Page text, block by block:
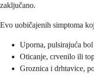
zaključano.
Evo uobičajenih simptoma
Uporna, pulsirajuća
Oticanje, crvenilo ili
Groznica i drhtavice,